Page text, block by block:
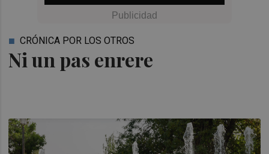
Ni un pas enrere
CRÓNICA POR LOS OTROS